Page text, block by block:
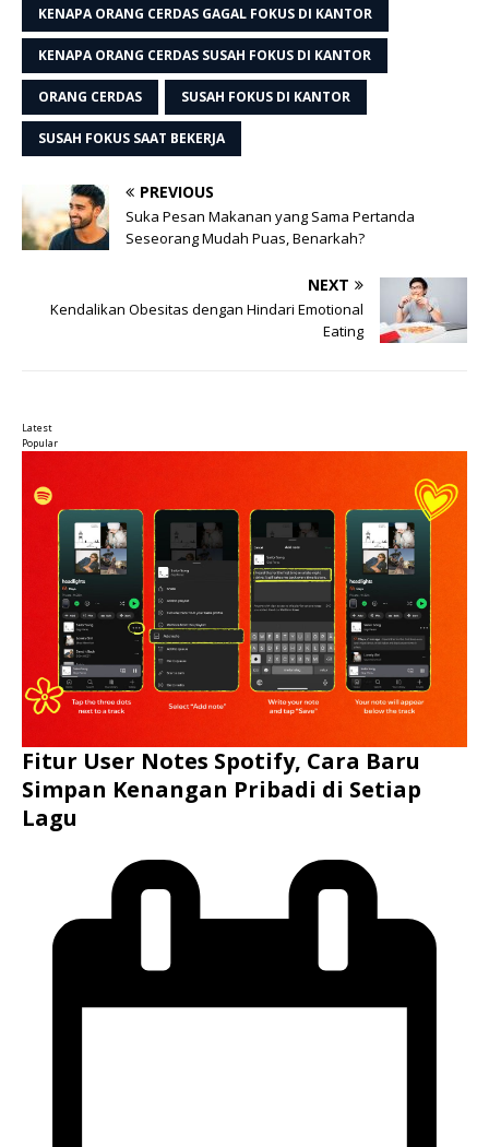
KENAPA ORANG CERDAS GAGAL FOKUS DI KANTOR
KENAPA ORANG CERDAS SUSAH FOKUS DI KANTOR
ORANG CERDAS SUSAH FOKUS DI KANTOR
SUSAH FOKUS SAAT BEKERJA
PREVIOUS
Suka Pesan Makanan yang Sama Pertanda
Seseorang Mudah Puas, Benarkah?
NEXT
Kendalikan Obesitas dengan Hindari Emotional
Eating
Latest
Popular
Fitur User Notes Spotify, Cara Baru
Simpan Kenangan Pribadi di Setiap
Lagu